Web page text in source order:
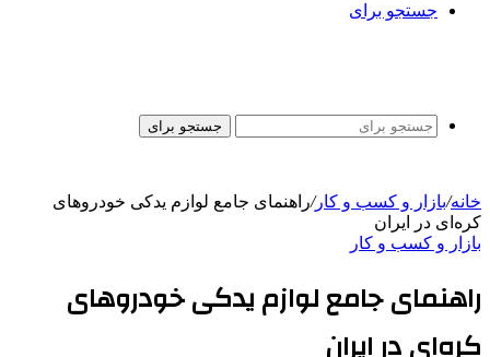
جستجو برای
جستجو برای
خانه/بازار و کسب و کار/راهنمای جامع لوازم یدکی خودروهای
کره‌ای در ایران
بازار و کسب و کار
راهنمای جامع لوازم یدکی خودروهای
کره‌ای در ایران